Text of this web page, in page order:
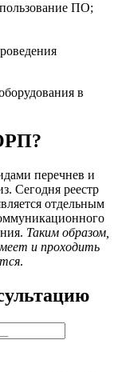
ПО;
в
перечнев и
Сегодня реестр
отдельным
Таким образом,
и проходить
.